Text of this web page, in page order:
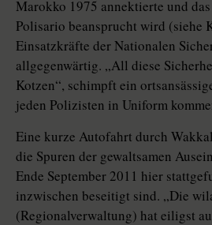
Marokko 1975 annektierte und
Polisario beansprucht wird (siehe
Einsatzkräfte der Nationalen
allgegenwärtig. „All diese
Kotzen“, schimpft ein
jeden Polizisten in Uniform
Eine kurze Autofahrt durch
die Spuren der gewaltsamen
Ende September 2011 hier
inzwischen beseitigt sind. „Die
(Regionalverwaltung) hat eiligst